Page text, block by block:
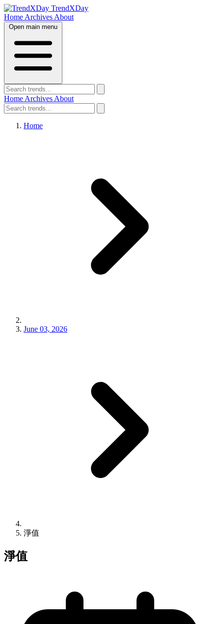
TrendXDay
Home Archives About
Open main menu
Home Archives About
Home
June 03, 2026
淨值
淨值